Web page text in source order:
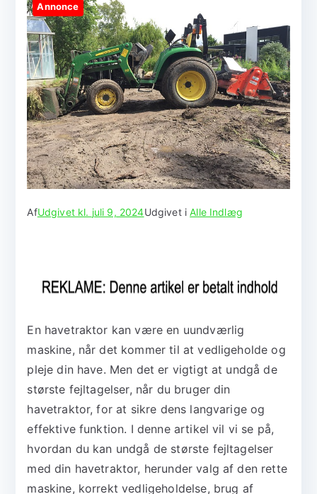
Annonce
AfUdgivet kl. juli 9, 2024Udgivet iAlle Indlæg
En havetraktor kan være en uundværlig
maskine, når det kommer til at vedligeholde og
pleje din have. Men det er vigtigt at undgå de
største fejltagelser, når du bruger din
havetraktor, for at sikre dens langvarige og
effektive funktion. I denne artikel vil vi se på,
hvordan du kan undgå de største fejltagelser
med din havetraktor, herunder valg af den rette
maskine, korrekt vedligeholdelse, brug af